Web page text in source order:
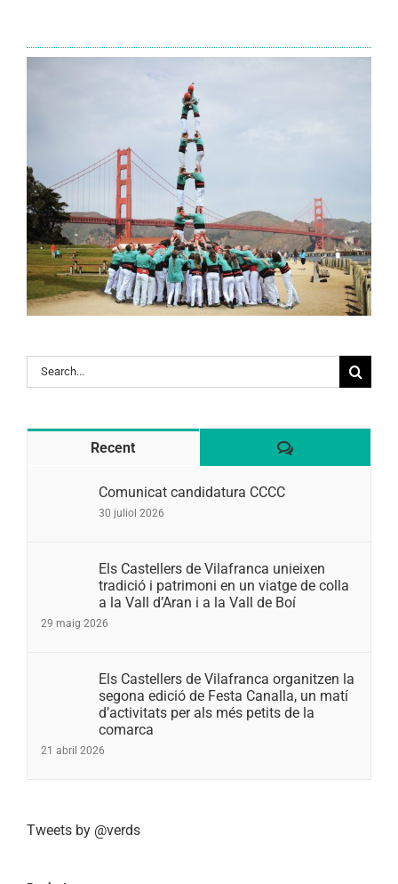
Search
for:
Recent Comentaris
Comunicat candidatura CCCC
30 juliol 2026
Els Castellers de Vilafranca unieixen
tradició i patrimoni en un viatge de colla
a la Vall d’Aran i a la Vall de Boí
29 maig 2026
Els Castellers de Vilafranca organitzen la
segona edició de Festa Canalla, un matí
d’activitats per als més petits de la
comarca
21 abril 2026
Tweets by @verds